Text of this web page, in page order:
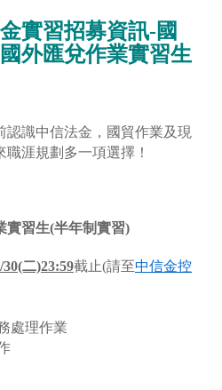
實習招募資訊-國
外匯兌作業實習生
認識中信法金，國貿作業及現
涯規劃多一項選擇！
實習生(半年制實習)
30(二)23:59截止(請至中信金控
處理作業